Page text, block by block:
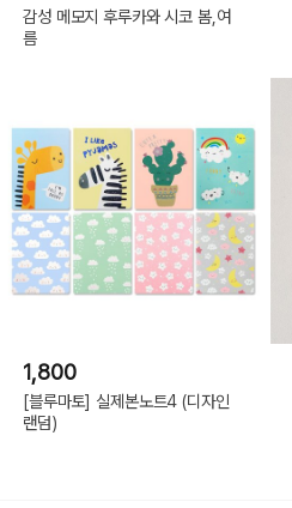
감성 메모지 후루카와 시코 봄,여
름
1,800
[블루마토] 실제본노트4 (디자인
랜덤)